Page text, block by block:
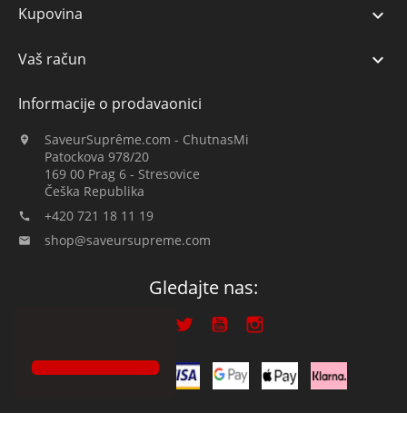
Kupovina 
Vaš račun 
Informacije o prodavaonici

SaveurSuprême.com - ChutnasMi
Patockova 978/20
169 00 Prag 6 - Stresovice
Češka Republika
 +420 721 18 11 19
 shop@saveursupreme.com
Gledajte nas: